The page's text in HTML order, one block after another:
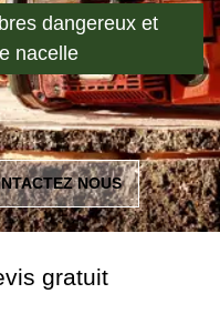
dangereux et
nacelle
NOUS
gratuit